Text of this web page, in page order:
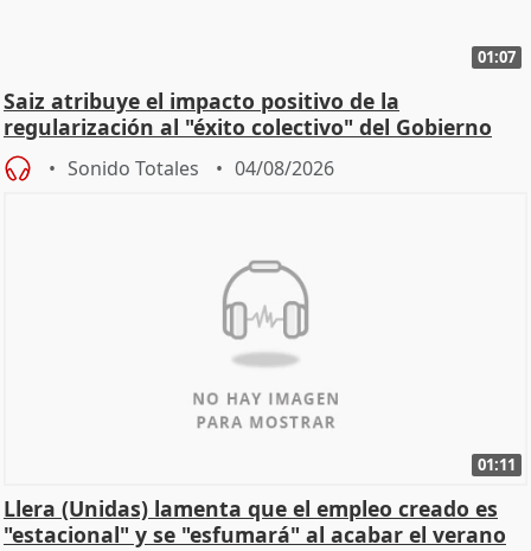
01:07
Saiz atribuye el impacto positivo de la
regularización al "éxito colectivo" del Gobierno
Sonido Totales 04/08/2026
01:11
Llera (Unidas) lamenta que el empleo creado es
"estacional" y se "esfumará" al acabar el verano